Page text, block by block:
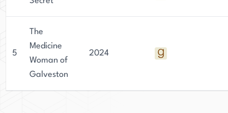
5
The
Medicine
Woman of
Galveston
2024